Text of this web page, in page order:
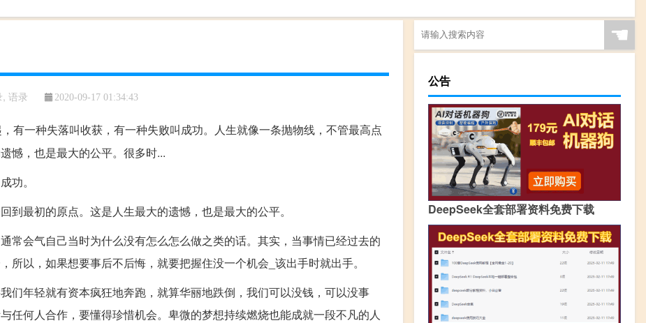
, 语录 2020-09-17 01:34:43
有一种失落叫收获，有一种失败叫成功。人生就像一条抛物线，不管最高点
憾，也是最大的公平。很多时...
功。
最初的原点。这是人生最大的遗憾，也是最大的公平。
常会气自己当时为什么没有怎么怎么做之类的话。其实，当事情已经过去的
以，如果想要事后不后悔，就要把握住没一个机会_该出手时就出手。
们年轻就有资本疯狂地奔跑，就算华丽地跌倒，我们可以没钱，可以没事
任何人合作，要懂得珍惜机会。卑微的梦想持续燃烧也能成就一段不凡的人
☚
公告
DeepSeek全套部署资料免费下载